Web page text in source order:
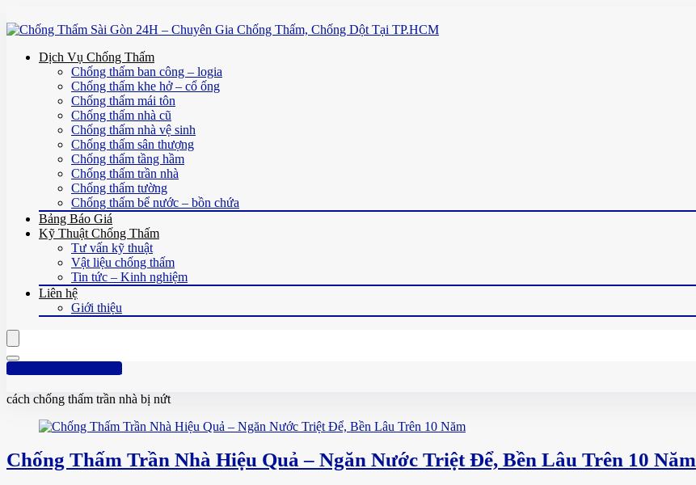
Dịch Vụ Chống Thấm
Chống thấm ban công – logia
Chống thấm khe hở – cổ ống
Chống thấm mái tôn
Chống thấm nhà cũ
Chống thấm nhà vệ sinh
Chống thấm sân thượng
Chống thấm tầng hầm
Chống thấm trần nhà
Chống thấm tường
Chống thấm bể nước – bồn chứa
Bảng Báo Giá
Kỹ Thuật Chống Thấm
Tư vấn kỹ thuật
Vật liệu chống thấm
Tin tức – Kinh nghiệm
Liên hệ
Giới thiệu
Hotline: 0961 894 472
cách chống thấm trần nhà bị nứt
Chống Thấm Trần Nhà Hiệu Quả – Ngăn Nước Triệt Để, Bền Lâu Trên 10 Năm